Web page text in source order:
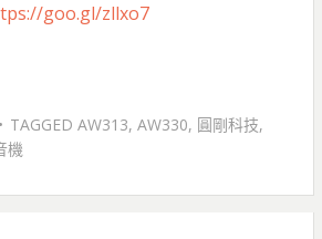
goo.gl/zllxo7
TAGGED AW313, AW330, 圓剛科技,
機